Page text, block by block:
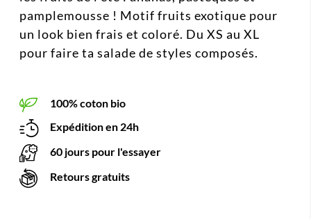
pamplemousse ! Motif fruits exotique pour
un look bien frais et coloré. Du XS au XL
pour faire ta salade de styles composés.
100% coton bio
Expédition en 24h
60 jours pour l'essayer
Retours gratuits